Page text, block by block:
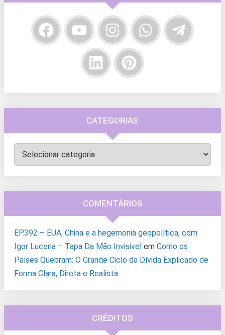
CATEGORIAS
Categorias
COMENTÁRIOS
EP.392 – EUA, China e a hegemonia geopolítica, com
Igor Lucena – Tapa Da Mão Invisivel em Como os
Países Quebram: O Grande Ciclo da Dívida Explicado de
Forma Clara, Direta e Realista
CRÉDITOS